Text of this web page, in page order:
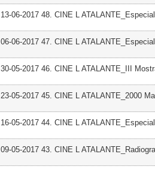
13-06-2017 48. CINE L
06-06-2017 47. CINE L
30-05-2017 46. CINE L ATALANTE_III
23-05-2017 45. CINE L ATALANTE_2000
16-05-2017 44. CINE L
09-05-2017 43. CINE L